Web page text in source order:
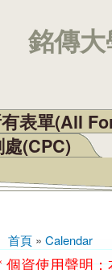
銘傳
表單(All
(CPC)
您在這裡
首頁 » Calendar
個資使用聲明